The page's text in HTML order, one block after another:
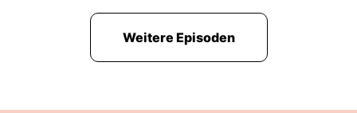
Weitere Episoden